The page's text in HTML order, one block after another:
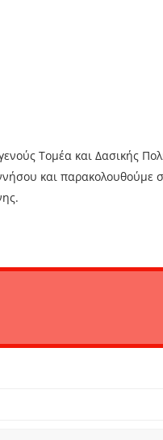
Τομέα και Δασικής
και παρακολουθούμε